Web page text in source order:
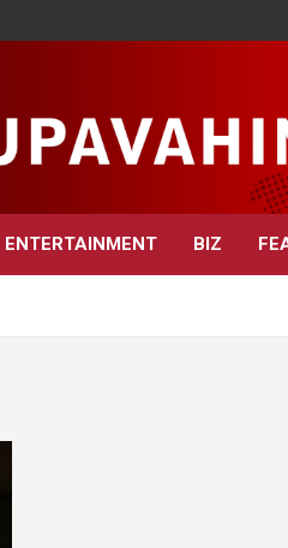
ENTERTAINMENT BIZ